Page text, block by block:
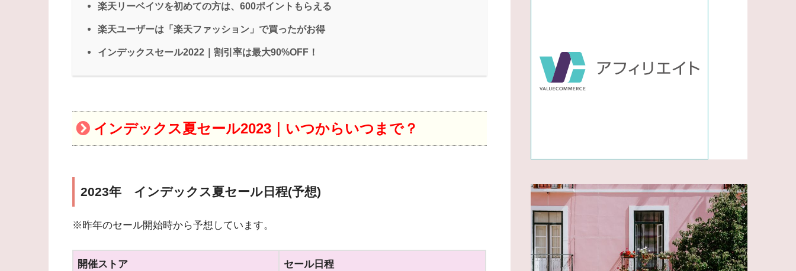
楽天リーベイツを初めての方は、600ポイントもらえる
楽天ユーザーは「楽天ファッション」で買ったがお得
インデックスセール2022｜割引率は最大90%OFF！
インデックス夏セール2023｜いつからいつまで？
2023年 インデックス夏セール日程(予想)
※昨年のセール開始時から予想しています。
開催ストア セール日程